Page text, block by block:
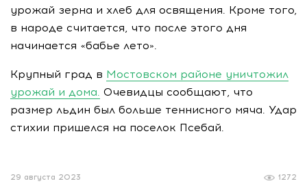
урожай зерна и хлеб для освящения. Кроме того,
в народе считается, что после этого дня
начинается «бабье лето».
Крупный град в Мостовском районе уничтожил
урожай и дома. Очевидцы сообщают, что
размер льдин был больше теннисного мяча. Удар
стихии пришелся на поселок Псебай.
1272
29 августа 2023